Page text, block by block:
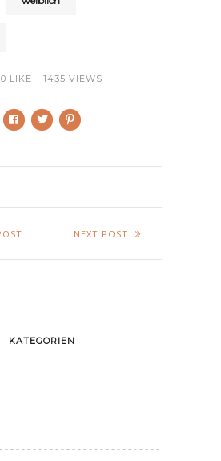
0 LIKE 1435 VIEWS
NEXT POST
KATEGORIEN